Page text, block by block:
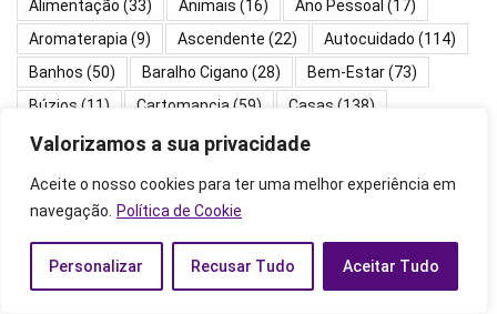
Valorizamos a sua privacidade
Aceite o nosso cookies para ter uma melhor experiência em
navegação.
Política de Cookie
Personalizar Recusar Tudo Aceitar Tudo
Alimentação (33) Animais (16) Ano Pessoal (17)
Aromaterapia(9) Ascendente (22) Autocuidado (114)
Banhos (50) Baralho Cigano (28) Bem-Estar(73)
Búzios (11) Cartomancia (59) Casas (138)
Chakras(19) Chás(71) Combinações
Descendente(12) Dinheiro
Energias(91) Ervas(31) Feiticos(39) Horas(119)
Mantras(20) Mapa Astral(300) Meditação(23)